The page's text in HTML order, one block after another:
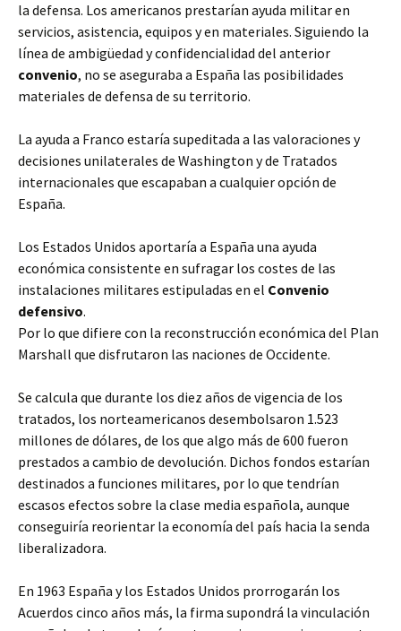
la defensa. Los americanos prestarían ayuda militar en
servicios, asistencia, equipos y en materiales. Siguiendo la
línea de ambigüedad y confidencialidad del anterior
convenio, no se aseguraba a España las posibilidades
materiales de defensa de su territorio.
La ayuda a Franco estaría supeditada a las valoraciones y
decisiones unilaterales de Washington y de Tratados
internacionales que escapaban a cualquier opción de
España.
Los Estados Unidos aportaría a España una ayuda
económica consistente en sufragar los costes de las
instalaciones militares estipuladas en el Convenio
defensivo.
Por lo que difiere con la reconstrucción económica del Plan
Marshall que disfrutaron las naciones de Occidente.
Se calcula que durante los diez años de vigencia de los
tratados, los norteamericanos desembolsaron 1.523
millones de dólares, de los que algo más de 600 fueron
prestados a cambio de devolución. Dichos fondos estarían
destinados a funciones militares, por lo que tendrían
escasos efectos sobre la clase media española, aunque
conseguiría reorientar la economía del país hacia la senda
liberalizadora.
En 1963 España y los Estados Unidos prorrogarán los
Acuerdos cinco años más, la firma supondrá la vinculación